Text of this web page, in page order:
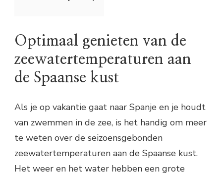
Optimaal genieten van de
zeewatertemperaturen aan
de Spaanse kust
Als je op vakantie gaat naar Spanje en je houdt
van zwemmen in de zee, is het handig om meer
te weten over de seizoensgebonden
zeewatertemperaturen aan de Spaanse kust.
Het weer en het water hebben een grote